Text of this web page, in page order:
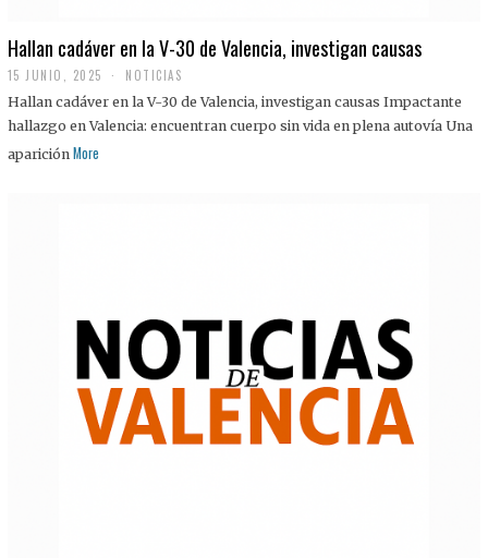
Hallan cadáver en la V-30 de Valencia, investigan causas
15 JUNIO, 2025 NOTICIAS
Hallan cadáver en la V-30 de Valencia, investigan causas Impactante
hallazgo en Valencia: encuentran cuerpo sin vida en plena autovía Una
aparición More